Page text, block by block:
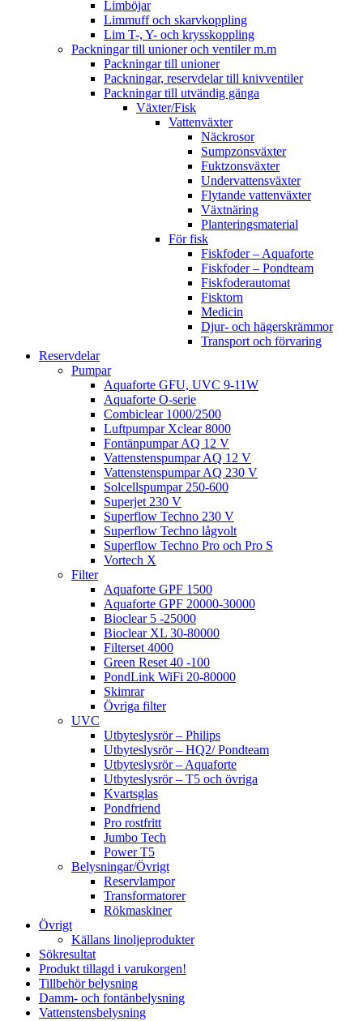
Limböjar
Limmuff och skarvkoppling
Lim T-, Y- och krysskoppling
Packningar till unioner och ventiler m.m
Packningar till unioner
Packningar, reservdelar till knivventiler
Packningar till utvändig gänga
Växter/Fisk
Vattenväxter
Näckrosor
Sumpzonsväxter
Fuktzonsväxter
Undervattensväxter
Flytande vattenväxter
Växtnäring
Planteringsmaterial
För fisk
Fiskfoder – Aquaforte
Fiskfoder – Pondteam
Fiskfoderautomat
Fisktorn
Medicin
Djur- och hägerskrämmor
Transport och förvaring
Reservdelar
Pumpar
Aquaforte GFU, UVC 9-11W
Aquaforte O-serie
Combiclear 1000/2500
Luftpumpar Xclear 8000
Fontänpumpar AQ 12 V
Vattenstenspumpar AQ 12 V
Vattenstenspumpar AQ 230 V
Solcellspumpar 250-600
Superjet 230 V
Superflow Techno 230 V
Superflow Techno lågvolt
Superflow Techno Pro och Pro S
Vortech X
Filter
Aquaforte GPF 1500
Aquaforte GPF 20000-30000
Bioclear 5 -25000
Bioclear XL 30-80000
Filterset 4000
Green Reset 40 -100
PondLink WiFi 20-80000
Skimrar
Övriga filter
UVC
Utbyteslysrör – Philips
Utbyteslysrör – HQ2/ Pondteam
Utbyteslysrör – Aquaforte
Utbyteslysrör – T5 och övriga
Kvartsglas
Pondfriend
Pro rostfritt
Jumbo Tech
Power T5
Belysningar/Övrigt
Reservlampor
Transformatorer
Rökmaskiner
Övrigt
Källans linoljeprodukter
Sökresultat
Produkt tillagd i varukorgen!
Tillbehör belysning
Damm- och fontänbelysning
Vattenstensbelysning